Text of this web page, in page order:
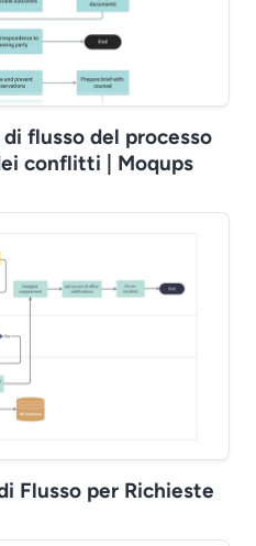
flusso del processo
conflitti | Moqups
Flusso per Richieste